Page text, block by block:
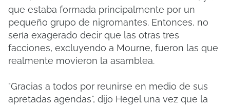
que estaba formada principalmente por un
pequeño grupo de nigromantes. Entonces, no
sería exagerado decir que las otras tres
facciones, excluyendo a Mourne, fueron las que
realmente movieron la asamblea.
"Gracias a todos por reunirse en medio de sus
apretadas agendas", dijo Hegel una vez que la